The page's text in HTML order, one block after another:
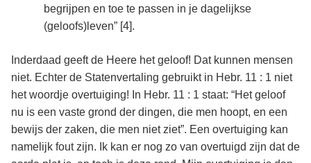
begrijpen en toe te passen in je dagelijkse
(geloofs)leven” [4].
Inderdaad geeft de Heere het geloof! Dat kunnen mensen
niet. Echter de Statenvertaling gebruikt in Hebr. 11 : 1 niet
het woordje overtuiging! In Hebr. 11 : 1 staat: “Het geloof
nu is een vaste grond der dingen, die men hoopt, en een
bewijs der zaken, die men niet ziet”. Een overtuiging kan
namelijk fout zijn. Ik kan er nog zo van overtuigd zijn dat de